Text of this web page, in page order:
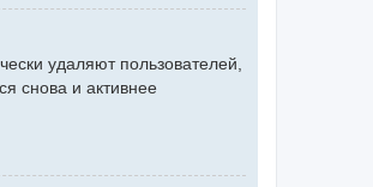
удаляют пользователей,
снова и активнее